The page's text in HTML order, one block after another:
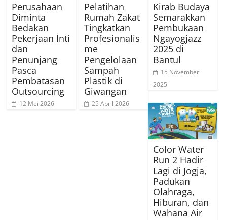
Perusahaan
Diminta
Bedakan
Pekerjaan Inti
dan
Penunjang
Pasca
Pembatasan
Outsourcing
12 Mei 2026
Pelatihan
Rumah Zakat
Tingkatkan
Profesionalis
me
Pengelolaan
Sampah
Plastik di
Giwangan
25 April 2026
Kirab Budaya
Semarakkan
Pembukaan
Ngayogjazz
2025 di
Bantul
15 November
2025
Color Water
Run 2 Hadir
Lagi di Jogja,
Padukan
Olahraga,
Hiburan, dan
Wahana Air